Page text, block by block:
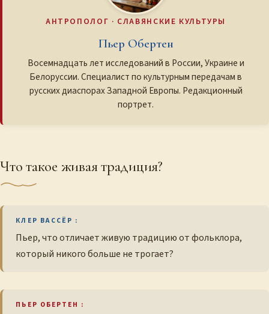
АНТРОПОЛОГ · СЛАВЯНСКИЕ КУЛЬТУРЫ
Пьер Обертен
Восемнадцать лет исследований в России, Украине и
Белоруссии. Специалист по культурным передачам в
русских диаспорах Западной Европы. Редакционный
портрет.
Что такое живая традиция?
КЛЕР ВАССЁР :
Пьер, что отличает живую традицию от фольклора,
который никого больше не трогает?
ПЬЕР ОБЕРТЕН :